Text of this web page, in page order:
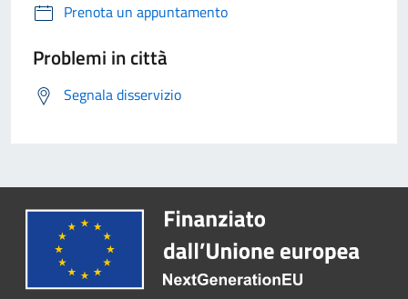
Prenota un appuntamento
Problemi in città
Segnala disservizio